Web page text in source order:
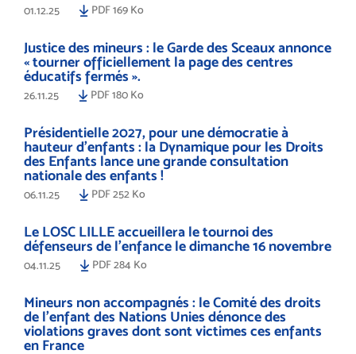
01.12.25 PDF 169 Ko
Justice des mineurs : le Garde des Sceaux annonce
« tourner officiellement la page des centres
éducatifs fermés ».
26.11.25 PDF 180 Ko
Présidentielle 2027, pour une démocratie à
hauteur d’enfants : la Dynamique pour les Droits
des Enfants lance une grande consultation
nationale des enfants !
06.11.25 PDF 252 Ko
Le LOSC LILLE accueillera le tournoi des
défenseurs de l'enfance le dimanche 16 novembre
04.11.25 PDF 284 Ko
Mineurs non accompagnés : le Comité des droits
de l’enfant des Nations Unies dénonce des
violations graves dont sont victimes ces enfants
en France